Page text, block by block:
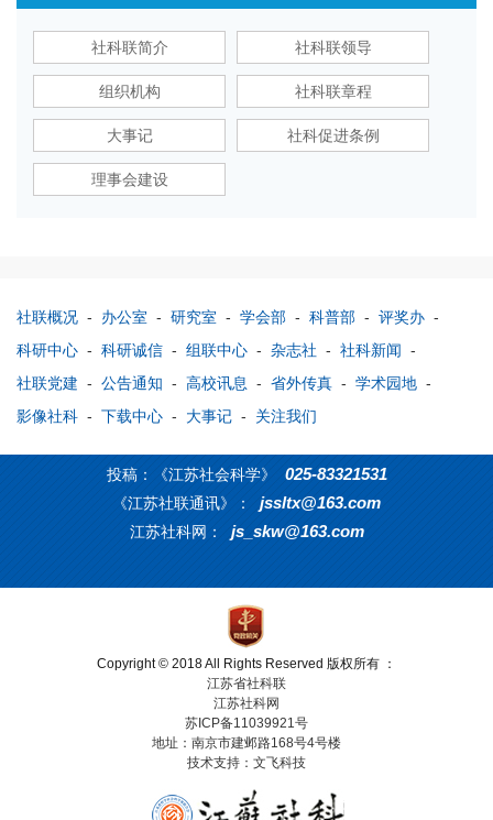
社科联简介 社科联领导
组织机构 社科联章程
大事记 社科促进条例
理事会建设
社联概况 - 办公室 - 研究室 - 学会部 - 科普部 - 评奖办 -
科研中心 - 科研诚信 - 组联中心 - 杂志社 - 社科新闻 -
社联党建 - 公告通知 - 高校讯息 - 省外传真 - 学术园地 -
影像社科 - 下载中心 - 大事记 - 关注我们
投稿：《江苏社会科学》 025-83321531
《江苏社联通讯》： jssltx@163.com
江苏社科网： js_skw@163.com
Copyright © 2018 All Rights Reserved 版权所有 ：
江苏省社科联
江苏社科网
苏ICP备11039921号
地址：南京市建邺路168号4号楼
技术支持：文飞科技